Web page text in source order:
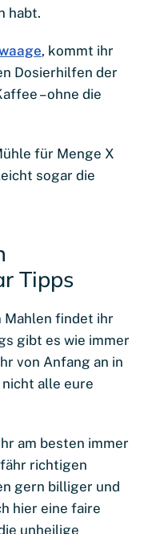
habt.
, kommt ihr
Dosierhilfen der
– ohne die
für Menge X
sogar die
Tipps
Mahlen findet ihr
gibt es wie immer
von Anfang an in
alle eure
am besten immer
richtigen
gern billiger und
hier eine faire
unheilige